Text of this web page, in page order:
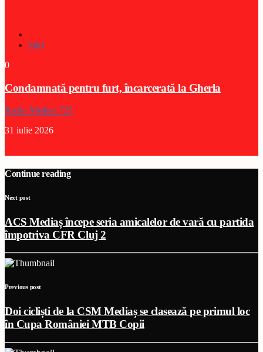
Stiri
0
Condamnată pentru furt, încarcerată la Gherla
Radio Medias 725
31 iulie 2026
Continue reading
Next post
ACS Mediaș începe seria amicalelor de vară cu partida
împotriva CFR Cluj 2
Previous post
Doi cicliști de la CSM Mediaș se clasează pe primul loc
în Cupa României MTB Copii